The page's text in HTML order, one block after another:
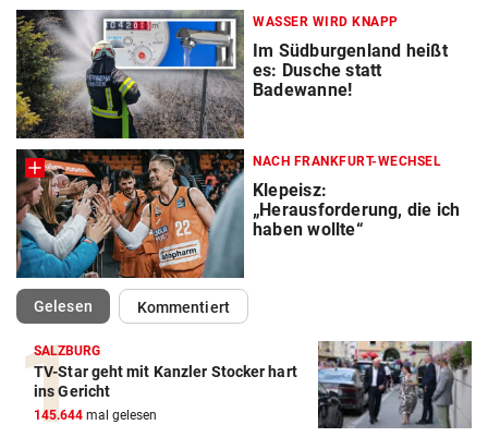
WASSER WIRD KNAPP
Im Südburgenland heißt
es: Dusche statt
Badewanne!
NACH FRANKFURT-WECHSEL
Klepeisz:
„Herausforderung, die ich
haben wollte“
Gelesen(ausgewählt)Kommentiert
SALZBURG
TV-Star geht mit Kanzler Stocker hart
ins Gericht
145.644 mal gelesen